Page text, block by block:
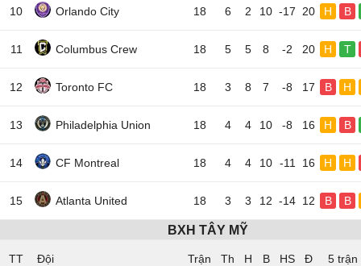
10 Orlando City 18 6 2 10 -17 20 H B
11 Columbus Crew 18 5 5 8 -2 20 H T
12 Toronto FC 18 3 8 7 -8 17 B H
13 Philadelphia Union 18 4 4 10 -8 16 H B
14 CF Montreal 18 4 4 10 -11 16 H H
15 Atlanta United 18 3 3 12 -14 12 B B
BXH TÂY MỸ
TT Đội 5 trận